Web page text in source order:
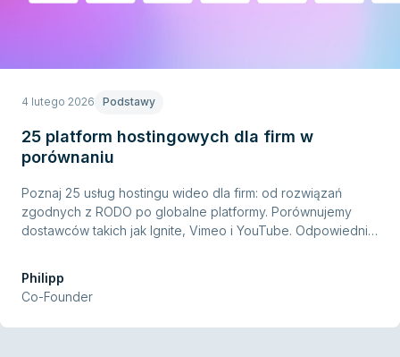
4 lutego 2026 Podstawy
25 platform hostingowych dla firm w
porównaniu
Poznaj 25 usług hostingu wideo dla firm: od rozwiązań
zgodnych z RODO po globalne platformy. Porównujemy
dostawców takich jak Ignite, Vimeo i YouTube. Odpowiedni
Philipp
Co-Founder